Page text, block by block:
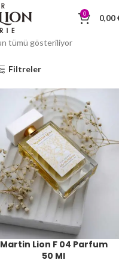
0 0,00
tümü gösteriliyor
Filtreler
Martin Lion F 04 Parfum
50 Ml